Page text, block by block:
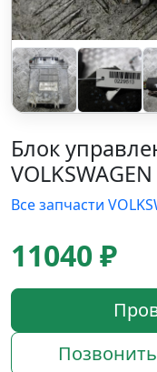
Блок
Все запчасти
11040 ₽
Позвонить